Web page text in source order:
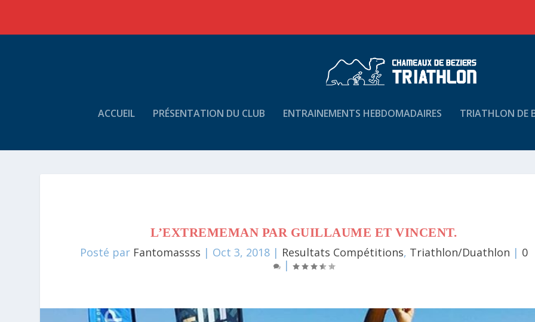
ACCUEIL PRÉSENTATION DU CLUB ENTRAINEMENTS HEBDOMADAIRES TRIATHLON DE
L’EXTREMEMAN PAR GUILLAUME ET VINCENT.
Posté par Fantomassss | Oct 3, 2018| Resultats Compétitions, Triathlon/Duathlon | 0
|